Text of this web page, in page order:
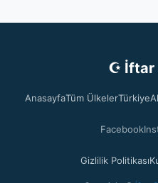
☪ İftar
AnasayfaTüm ÜlkelerTürkiye
Facebook
Gizlilik Politikası